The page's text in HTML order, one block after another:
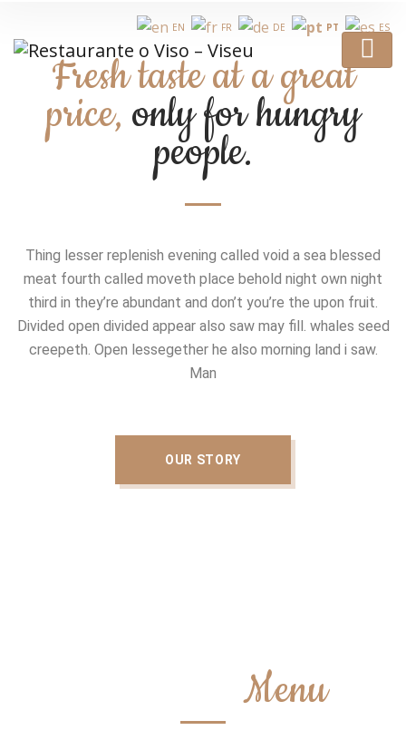
Fresh taste at a great
price, only for hungry
people.
Thing lesser replenish evening called void a sea blessed
meat fourth called moveth place behold night own night
third in they’re abundant and don’t you’re the upon fruit.
Divided open divided appear also saw may fill. whales seed
creepeth. Open lessegether he also morning land i saw.
Man
OUR STORY
Menu
EN FR DE PT ES